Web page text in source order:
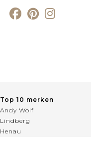
Top 10 merken
Andy Wolf
Lindberg
Henau